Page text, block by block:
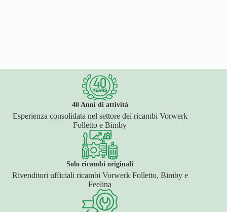
40 Anni di attività
Esperienza consolidata nel settore dei ricambi Vorwerk
Folletto e Bimby
Solo ricambi originali
Rivenditori ufficiali ricambi Vorwerk Folletto, Bimby e
Feelina